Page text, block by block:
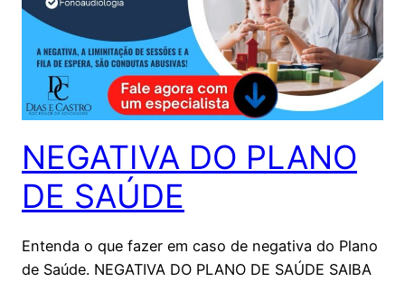
NEGATIVA DO PLANO
DE SAÚDE
Entenda o que fazer em caso de negativa do Plano
de Saúde. NEGATIVA DO PLANO DE SAÚDE SAIBA